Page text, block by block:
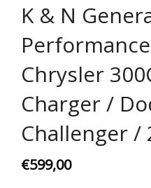
K & N
Chrysler
Charger /
Challenger /
€599,00